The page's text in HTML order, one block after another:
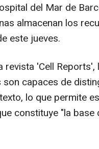
del Mar de
almacenan los
este jueves.
revista 'Cell
capaces de
lo que permite
constituye "la base